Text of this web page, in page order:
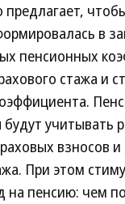
предлагает,
в
пенсионных
стажа и
учитывать
взносов
При этом
на пенсию: чем